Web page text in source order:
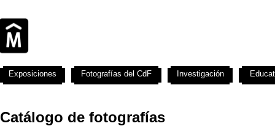
Catálogo de fotografías
Exposiciones Fotografías del CdF Investigación